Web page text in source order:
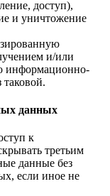
доступ),
и уничтожение
и/или
информационно-
данных
к
третьим
данные без
если иное не